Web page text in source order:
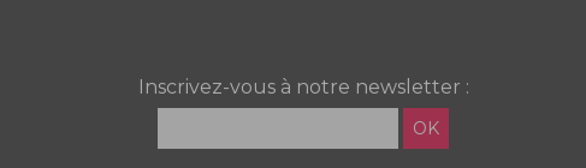
Inscrivez-vous à notre newsletter :
OK